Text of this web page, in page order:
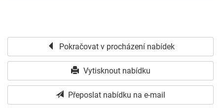
Pokračovat v procházení nabídek
Vytisknout nabídku
Přeposlat nabídku na e-mail